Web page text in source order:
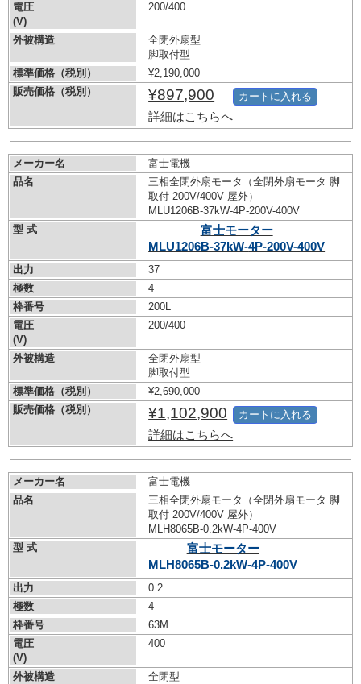
電圧
(V)
200/400
外被構造
全閉外扇型
脚取付型
標準価格（税別）
¥2,190,000
販売価格（税別）
¥897,900
詳細はこちらへ
カートに入れる
メーカー名
富士電機
品名
三相全閉外扇モータ（全閉外扇モータ 脚
取付 200V/400V 屋外）
MLU1206B-37kW-4P-200V-400V
型 式
富士モーター
MLU1206B-37kW-4P-200V-400V
出力
37
極数
4
枠番号
200L
電圧
(V)
200/400
外被構造
全閉外扇型
脚取付型
標準価格（税別）
¥2,690,000
販売価格（税別）
¥1,102,900
詳細はこちらへ
カートに入れる
メーカー名
富士電機
品名
三相全閉外扇モータ（全閉外扇モータ 脚
取付 200V/400V 屋外）
MLH8065B-0.2kW-4P-400V
型 式
富士モーター
MLH8065B-0.2kW-4P-400V
出力
0.2
極数
4
枠番号
63M
電圧
(V)
400
外被構造
全閉型